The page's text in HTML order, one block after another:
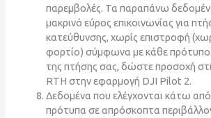
παρεμβολές. Τα παραπάνω
μακρινό εύρος επικοινωνίας για
κατεύθυνσης, χωρίς επιστροφή
φορτίο) σύμφωνα με κάθε
της πτήσης σας, δώστε προσοχή
RTH στην εφαρμογή DJI Pilot 2.
Δεδομένα που ελέγχονται κάτω
πρότυπα σε απρόσκοπτα